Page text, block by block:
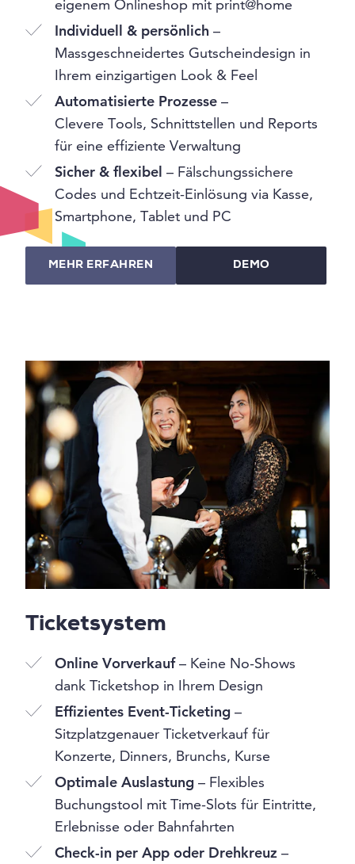
eigenem Onlineshop mit print@home
Individuell & persönlich –
Massgeschneidertes Gutscheindesign in
Ihrem einzigartigen Look & Feel
Automatisierte Prozesse –
Clevere Tools, Schnittstellen und Reports
für eine effiziente Verwaltung
Sicher & flexibel – Fälschungssichere
Codes und Echtzeit-Einlösung via Kasse,
Smartphone, Tablet und PC
MEHR ERFAHREN DEMO
Ticketsystem
Online Vorverkauf– Keine No-Shows
dank Ticketshop in Ihrem Design
Effizientes Event-Ticketing –
Sitzplatzgenauer Ticketverkauf für
Konzerte, Dinners, Brunchs, Kurse
Optimale Auslastung – Flexibles
Buchungstool mit Time-Slots für Eintritte,
Erlebnisse oder Bahnfahrten
Check-in per App oder Drehkreuz –